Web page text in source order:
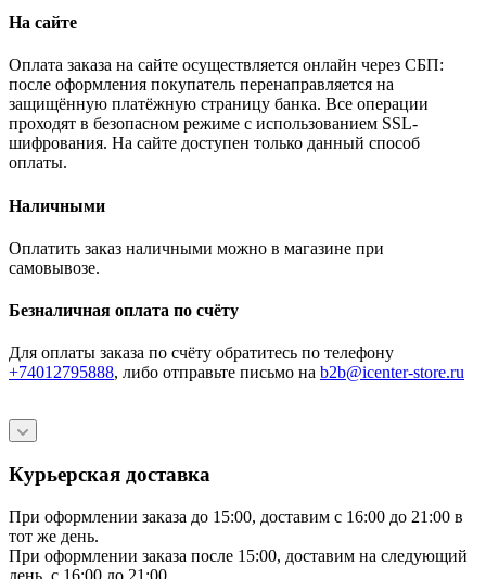
На сайте
Оплата заказа на сайте осуществляется онлайн через СБП:
после оформления покупатель перенаправляется на
защищённую платёжную страницу банка. Все операции
проходят в безопасном режиме с использованием SSL-
шифрования. На сайте доступен только данный способ
оплаты.
Наличными
Оплатить заказ наличными можно в магазине при
самовывозе.
Безналичная оплата по счёту
Для оплаты заказа по счёту обратитесь по телефону
+74012795888, либо отправьте письмо на b2b@icenter-store.ru
Курьерская доставка
При оформлении заказа до 15:00, доставим с 16:00 до 21:00 в
тот же день.
При оформлении заказа после 15:00, доставим на следующий
день, с 16:00 до 21:00.